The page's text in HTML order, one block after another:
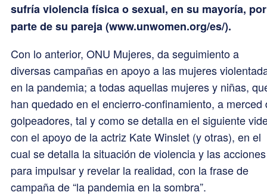
sufría violencia física o sexual, en su mayoría, por
parte de su pareja (www.unwomen.org/es/).
Con lo anterior, ONU Mujeres, da seguimiento a
diversas campañas en apoyo a las mujeres
en la pandemia; a todas aquellas mujeres y niñas,
han quedado en el encierro-confinamiento, a merced
golpeadores, tal y como se detalla en el siguiente
con el apoyo de la actriz Kate Winslet (y otras), en el
cual se detalla la situación de violencia y las acciones
para impulsar y revelar la realidad, con la frase de
campaña de “la pandemia en la sombra”.